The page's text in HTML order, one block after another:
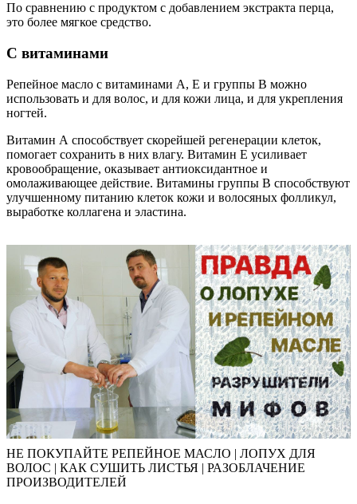
По сравнению с продуктом с добавлением экстракта перца,
это более мягкое средство.
С витаминами
Репейное масло с витаминами А, Е и группы В можно
использовать и для волос, и для кожи лица, и для укрепления
ногтей.
Витамин А способствует скорейшей регенерации клеток,
помогает сохранить в них влагу. Витамин Е усиливает
кровообращение, оказывает антиоксидантное и
омолаживающее действие. Витамины группы В способствуют
улучшенному питанию клеток кожи и волосяных фолликул,
выработке коллагена и эластина.
НЕ ПОКУПАЙТЕ РЕПЕЙНОЕ МАСЛО | ЛОПУХ ДЛЯ
ВОЛОС | КАК СУШИТЬ ЛИСТЬЯ | РАЗОБЛАЧЕНИЕ
ПРОИЗВОДИТЕЛЕЙ